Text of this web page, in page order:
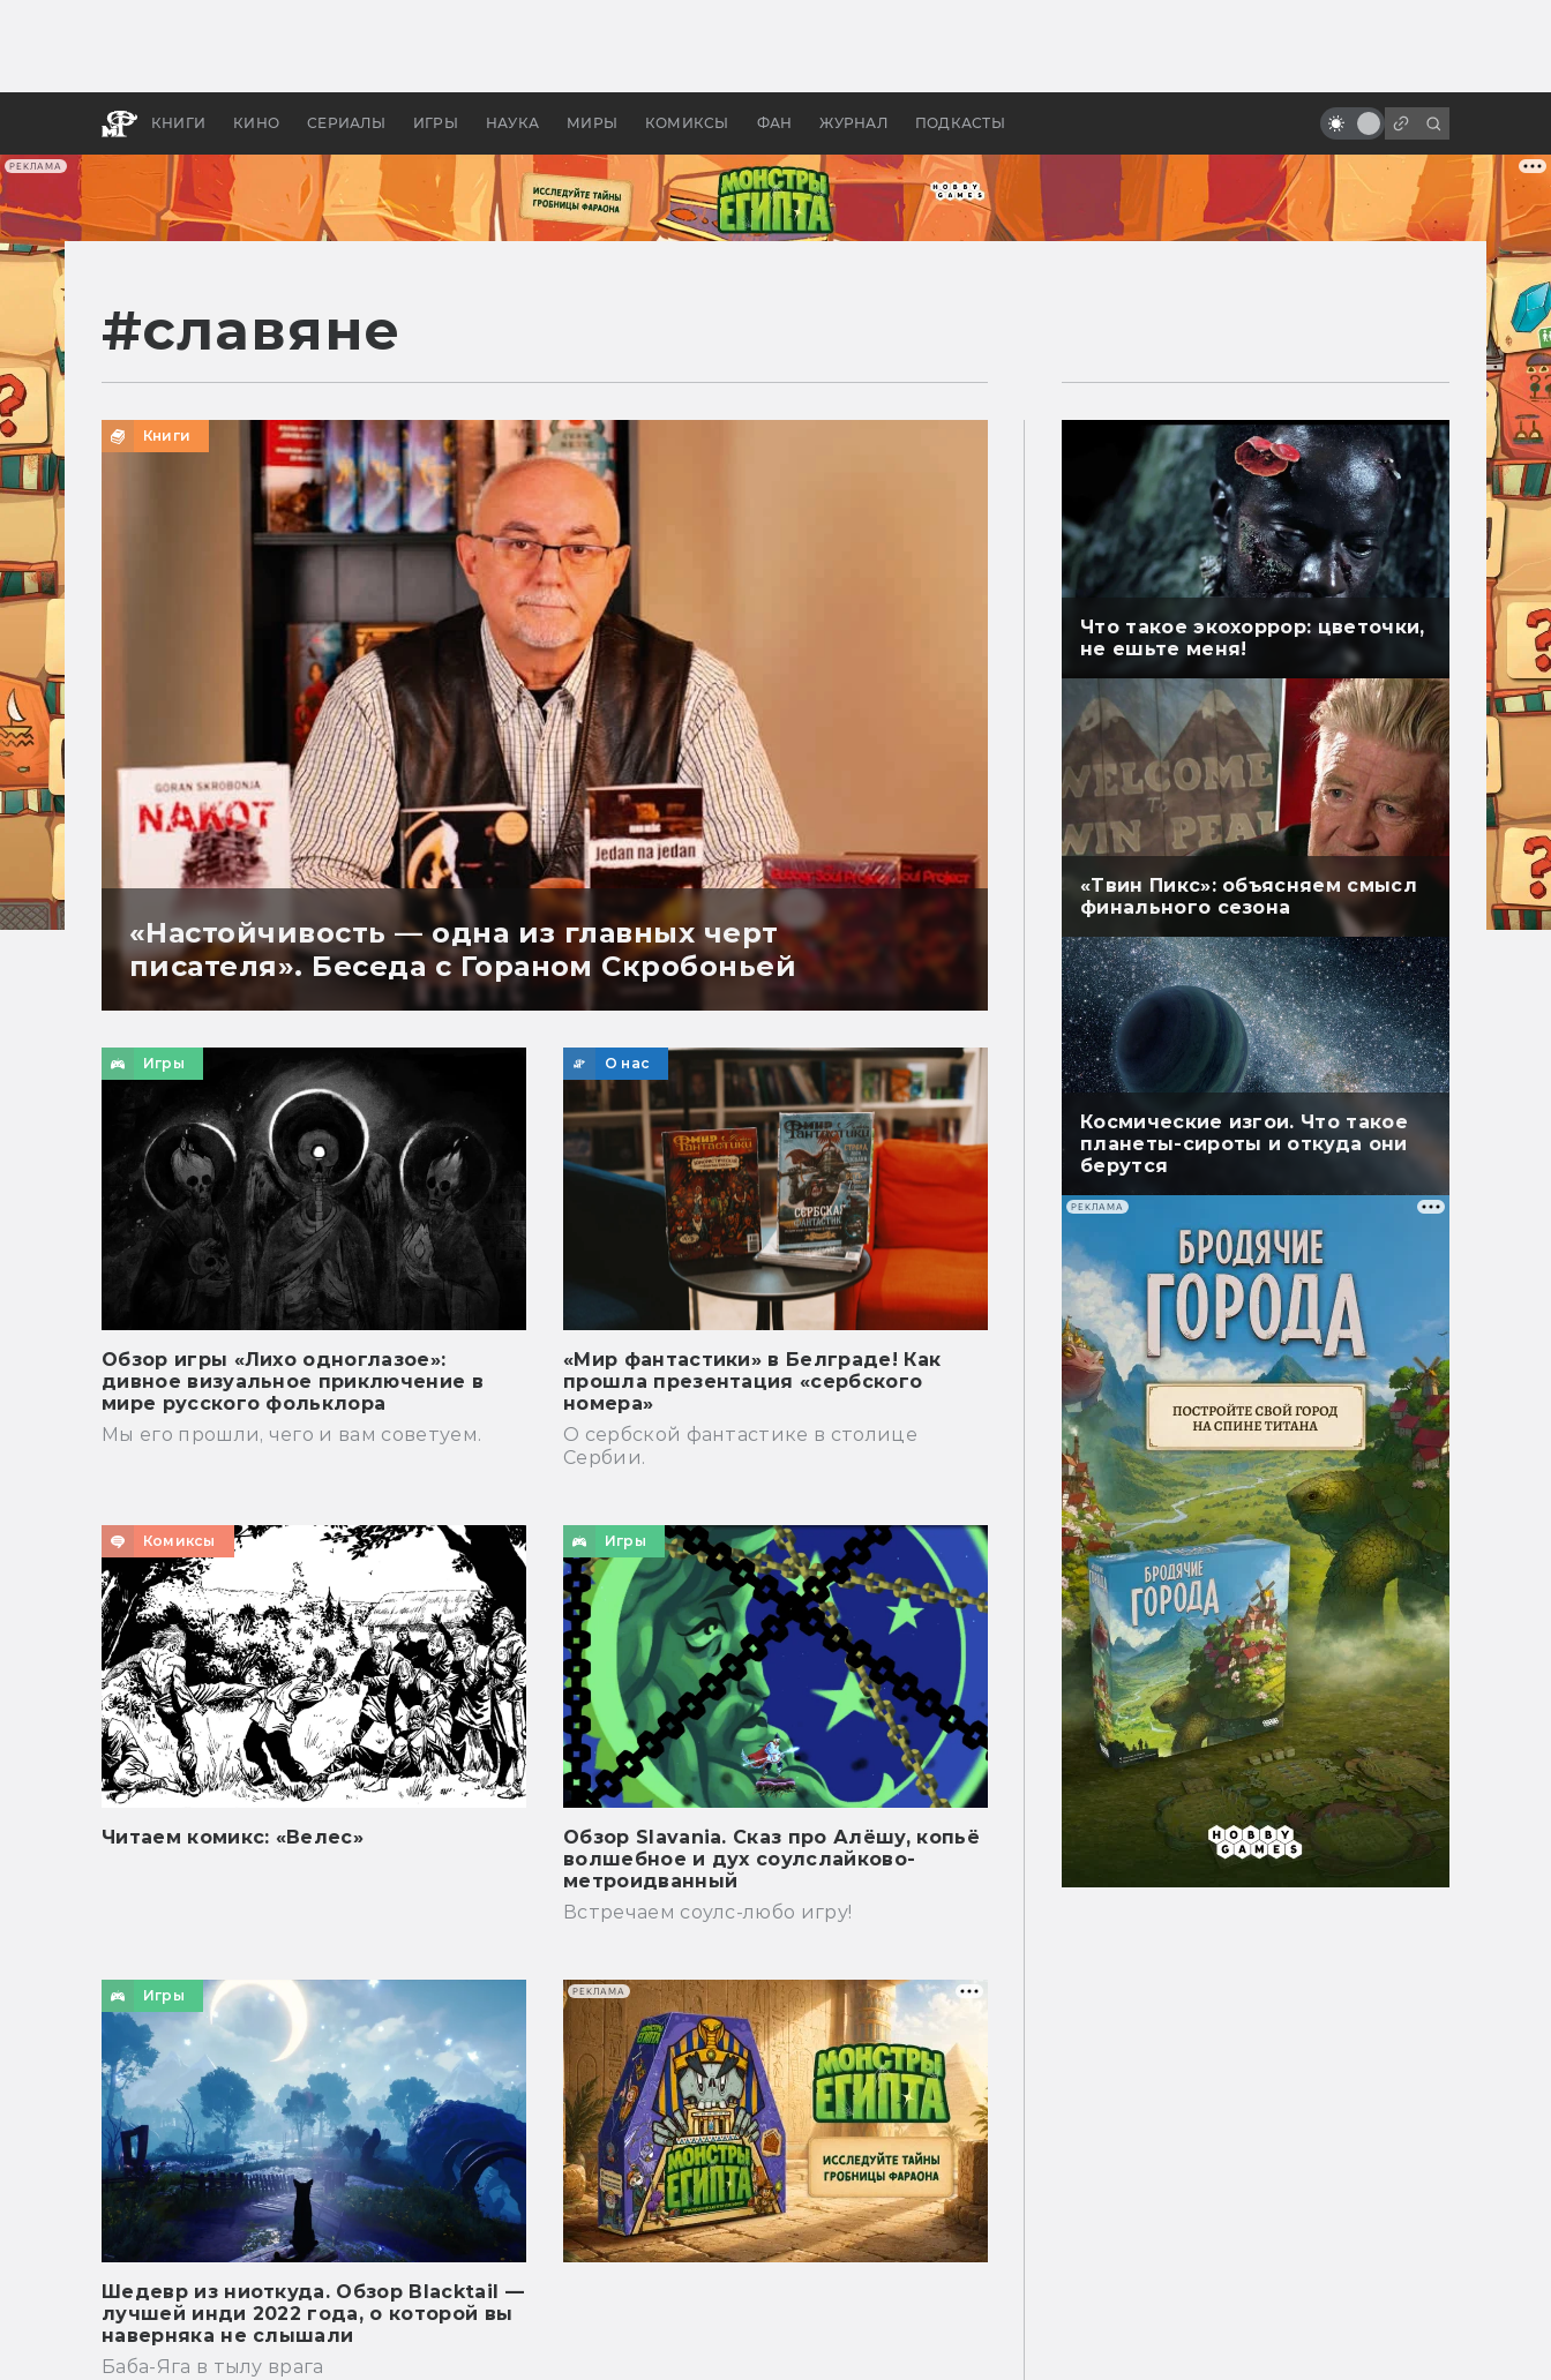
РЕКЛАМА
КНИГИ КИНО СЕРИАЛЫ ИГРЫ НАУКА МИРЫ КОМИКСЫ ФАН ЖУРНАЛ ПОДКАСТЫ
апокалипсис, в России —
бы «Властелина колец»
худшего к лучшему
#славяне
Книги
«Настойчивость — одна из главных черт
писателя». Беседа с Гораном Скробоньей
Игры
Обзор игры «Лихо одноглазое»:
дивное визуальное приключение в
мире русского фольклора
Мы его прошли, чего и вам советуем.
О нас
«Мир фантастики» в Белграде! Как
прошла презентация «сербского
номера»
О сербской фантастике в столице
Сербии.
Комиксы
Читаем комикс: «Велес»
Игры
Обзор Slavania. Сказ про Алёшу, копьё
волшебное и дух соулслайково-
метроидванный
Встречаем соулс-любо игру!
Игры
Шедевр из ниоткуда. Обзор Blacktail —
лучшей инди 2022 года, о которой вы
наверняка не слышали
Баба-Яга в тылу врага
РЕКЛАМА
Что такое экохоррор: цветочки,
не ешьте меня!
«Твин Пикс»: объясняем смысл
финального сезона
Космические изгои. Что такое
планеты-сироты и откуда они
берутся
РЕКЛАМА